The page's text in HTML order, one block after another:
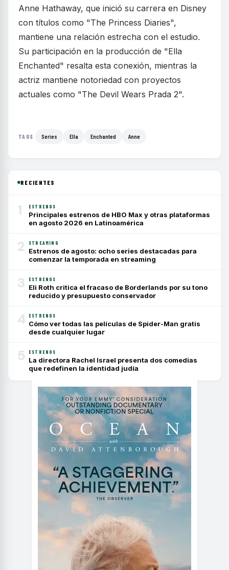
Anne Hathaway, que inició su carrera en Disney
con títulos como "The Princess Diaries",
mantiene una relación estrecha con el estudio.
Su participación en la producción de "Ella
Enchanted" resalta esta conexión, mientras la
actriz mantiene notoriedad con proyectos
actuales como "The Devil Wears Prada 2".
TAGS Series Ella Enchanted Anne
RECIENTES
1 ESTRENOS
Principales estrenos de HBO Max y otras plataformas
en agosto 2026 en Latinoamérica
2 STREAMING
Estrenos de agosto: ocho series destacadas para
comenzar la temporada en streaming
3 ESTRENOS
Eli Roth critica el fracaso de Borderlands por su tono
reducido y presupuesto conservador
4 ESTRENOS
Cómo ver todas las películas de Spider-Man gratis
desde cualquier lugar
5 ESTRENOS
La directora Rachel Israel presenta dos comedias
que redefinen la identidad judía